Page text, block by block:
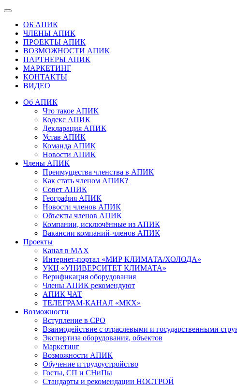
ОБ АПИК
ЧЛЕНЫ АПИК
ПРОЕКТЫ АПИК
ВОЗМОЖНОСТИ АПИК
ПАРТНЕРЫ АПИК
МАРКЕТИНГ
КОНТАКТЫ
ВИДЕО
Об АПИК
Что такое АПИК
Кодекс АПИК
Декларация АПИК
Устав АПИК
Команда АПИК
Новости АПИК
Члены АПИК
Преимущества членства в АПИК
Как стать членом АПИК?
Совет АПИК
География АПИК
Новости членов АПИК
Объекты членов АПИК
Компании, исключённые из АПИК
Вакансии компаний-членов АПИК
Проекты
Канал в MAX
Интернет-портал «МИР КЛИМАТА/ХОЛОДА»
УКЦ «УНИВЕРСИТЕТ КЛИМАТА»
Верификация оборудования
Члены АПИК рекомендуют
АПИК ЧАТ
ТЕЛЕГРАМ-КАНАЛ «МКХ»
Возможности
Вступление в СРО
Взаимодействие с отраслевыми и государственными
Экспертиза оборудования, объектов
Маркетинг
Возможности АПИК
Обучение и трудоустройство
Госты, СП и СНиПы
Стандарты и рекомендации НОСТРОЙ